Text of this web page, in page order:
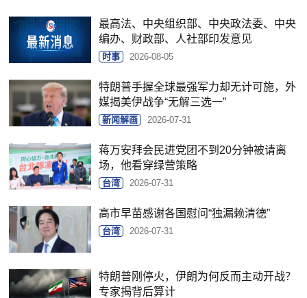
最高法、中央组织部、中央政法委、中央
编办、财政部、人社部印发意见
时事 2026-08-05
特朗普手握全球最强军力却无计可施，外
媒揭美伊战争“无解三选一”
新闻解画 2026-07-31
蒋万安拜会民进党团不到20分钟被请离
场，他看穿绿营策略
台湾 2026-07-31
高市早苗感谢各国慰问“独漏赖清德”
台湾 2026-07-31
特朗普刚停火，伊朗为何反而主动开战？
专家揭背后算计